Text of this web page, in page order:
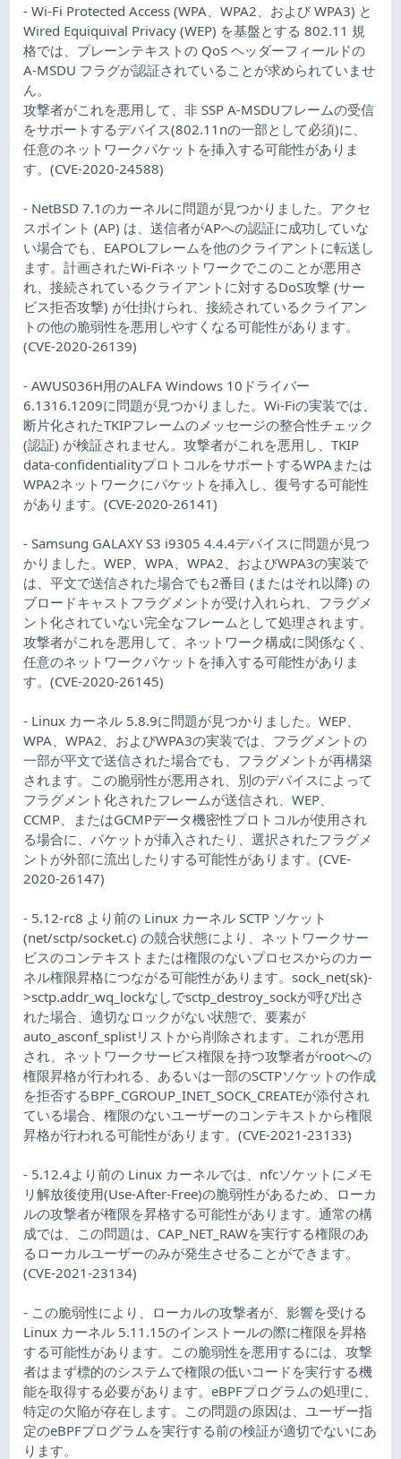
- Wi-Fi Protected Access (WPA、WPA2、および WPA3) と
Wired Equiquival Privacy (WEP) を基盤とする 802.11 規
格では、プレーンテキストの QoS ヘッダーフィールドの
A-MSDU フラグが認証されていることが求められていませ
ん。
攻撃者がこれを悪用して、非 SSP A-MSDUフレームの受信
をサポートするデバイス(802.11nの一部として必須)に、
任意のネットワークパケットを挿入する可能性がありま
す。(CVE-2020-24588)
- NetBSD 7.1のカーネルに問題が見つかりました。アクセ
スポイント (AP) は、送信者がAPへの認証に成功していな
い場合でも、EAPOLフレームを他のクライアントに転送し
ます。計画されたWi-Fiネットワークでこのことが悪用さ
れ、接続されているクライアントに対するDoS攻撃 (サー
ビス拒否攻撃) が仕掛けられ、接続されているクライアン
トの他の脆弱性を悪用しやすくなる可能性があります。
(CVE-2020-26139)
- AWUS036H用のALFA Windows 10ドライバー
6.1316.1209に問題が見つかりました。Wi-Fiの実装では、
断片化されたTKIPフレームのメッセージの整合性チェック
(認証) が検証されません。攻撃者がこれを悪用し、TKIP
data-confidentialityプロトコルをサポートするWPAまたは
WPA2ネットワークにパケットを挿入し、復号する可能性
があります。(CVE-2020-26141)
- Samsung GALAXY S3 i9305 4.4.4デバイスに問題が見つ
かりました。WEP、WPA、WPA2、およびWPA3の実装で
は、平文で送信された場合でも2番目 (またはそれ以降) の
ブロードキャストフラグメントが受け入れられ、フラグメ
ント化されていない完全なフレームとして処理されます。
攻撃者がこれを悪用して、ネットワーク構成に関係なく、
任意のネットワークパケットを挿入する可能性がありま
す。(CVE-2020-26145)
- Linux カーネル 5.8.9に問題が見つかりました。WEP、
WPA、WPA2、およびWPA3の実装では、フラグメントの
一部が平文で送信された場合でも、フラグメントが再構築
されます。この脆弱性が悪用され、別のデバイスによって
フラグメント化されたフレームが送信され、WEP、
CCMP、またはGCMPデータ機密性プロトコルが使用され
る場合に、パケットが挿入されたり、選択されたフラグメ
ントが外部に流出したりする可能性があります。(CVE-
2020-26147)
- 5.12-rc8 より前の Linux カーネル SCTP ソケット
(net/sctp/socket.c) の競合状態により、ネットワークサー
ビスのコンテキストまたは権限のないプロセスからのカー
ネル権限昇格につながる可能性があります。sock_net(sk)-
>sctp.addr_wq_lockなしでsctp_destroy_sockが呼び出さ
れた場合、適切なロックがない状態で、要素が
auto_asconf_splistリストから削除されます。これが悪用
され、ネットワークサービス権限を持つ攻撃者がrootへの
権限昇格が行われる、あるいは一部のSCTPソケットの作成
を拒否するBPF_CGROUP_INET_SOCK_CREATEが添付され
ている場合、権限のないユーザーのコンテキストから権限
昇格が行われる可能性があります。(CVE-2021-23133)
- 5.12.4より前の Linux カーネルでは、nfcソケットにメモ
リ解放後使用(Use-After-Free)の脆弱性があるため、ローカ
ルの攻撃者が権限を昇格する可能性があります。通常の構
成では、この問題は、CAP_NET_RAWを実行する権限のあ
るローカルユーザーのみが発生させることができます。
(CVE-2021-23134)
- この脆弱性により、ローカルの攻撃者が、影響を受ける
Linux カーネル 5.11.15のインストールの際に権限を昇格
する可能性があります。この脆弱性を悪用するには、攻撃
者はまず標的のシステムで権限の低いコードを実行する機
能を取得する必要があります。eBPFプログラムの処理に、
特定の欠陥が存在します。この問題の原因は、ユーザー指
定のeBPFプログラムを実行する前の検証が適切でないにあ
ります。